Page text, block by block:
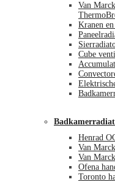
Van
Kranen
Cube
Henrad
Van
Van
Ofena
Toronto